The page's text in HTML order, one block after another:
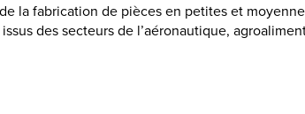
la fabrication de pièces en petites et
des secteurs de l’aéronautique,